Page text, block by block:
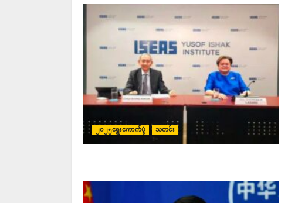
၂၀၂၅ရွေးကောက်ပွဲ သတင်း